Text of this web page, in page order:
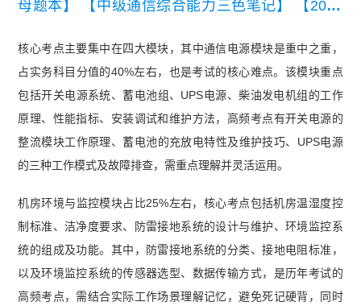
母题本】
【中级通信综合能力三色笔记】
【2025
【2026年中级通信工程师动力与环境知识点集锦】
【2026年中级通信工程师综合能力知识点集锦】
【中级通信工程师动力与环境全真模拟密卷及答
案】
核心考点主要集中在四大模块，其中通信电源模块是重中之重，
占实务科目分值的40%左右，也是考试的核心难点。该模块重点
包括开关电源系统、蓄电池组、UPS电源、柴油发电机组的工作
原理、性能指标、安装调试和维护方法，高频考点有开关电源的
整流模块工作原理、蓄电池的充放电特性及维护技巧、UPS电源
的三种工作模式及故障排查，需重点理解并灵活运用。
机房环境与监控模块占比25%左右，核心考点包括机房温湿度控
制标准、洁净度要求、防雷接地系统的设计与维护、环境监控系
统的组成及功能。其中，防雷接地系统的分类、接地电阻标准，
以及环境监控系统的传感器选型、数据传输方式，是历年考试的
高频考点，需结合实际工作场景理解记忆，避免死记硬背，同时